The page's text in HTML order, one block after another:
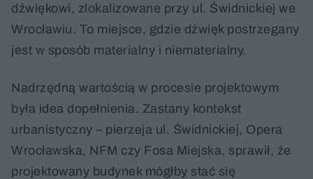
dźwiękowi, zlokalizowane przy ul. Świdnickiej we
Wrocławiu. To miejsce, gdzie dźwięk postrzegany
jest w sposób materialny i niematerialny.
Nadrzędną wartością w procesie projektowym
była idea dopełnienia. Zastany kontekst
urbanistyczny – pierzeja ul. Świdnickiej, Opera
Wrocławska, NFM czy Fosa Miejska, sprawił, że
projektowany budynek mógłby stać się